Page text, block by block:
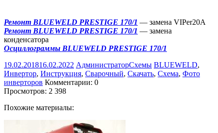
Ремонт BLUEWELD PRESTIGE 170/1 — замена VIPer20A
Ремонт BLUEWELD PRESTIGE 170/1 — замена
конденсатора
Осциллограммы BLUEWELD PRESTIGE 170/1
19.02.201816.02.2022 АдминистраторСхемы BLUEWELD,
Инвертор, Инструкция, Сварочный, Скачать, Схема, Фото
инверторов Комментарии: 0
Просмотров: 2 398
Похожие материалы: